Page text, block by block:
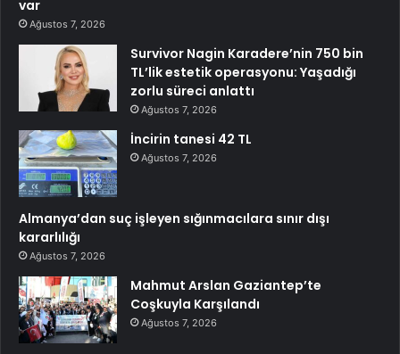
var
Ağustos 7, 2026
Survivor Nagin Karadere’nin 750 bin
TL’lik estetik operasyonu: Yaşadığı
zorlu süreci anlattı
Ağustos 7, 2026
İncirin tanesi 42 TL
Ağustos 7, 2026
Almanya’dan suç işleyen sığınmacılara sınır dışı
kararlılığı
Ağustos 7, 2026
Mahmut Arslan Gaziantep’te
Coşkuyla Karşılandı
Ağustos 7, 2026